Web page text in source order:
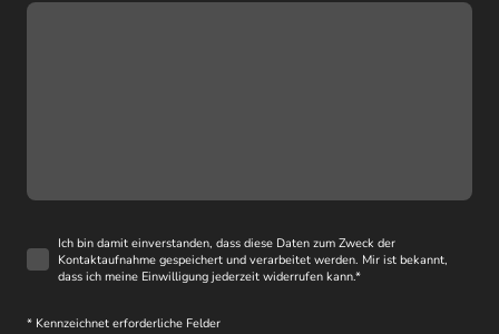
Ich bin damit einverstanden, dass diese Daten zum Zweck der
Kontaktaufnahme gespeichert und verarbeitet werden. Mir ist bekannt,
dass ich meine Einwilligung jederzeit widerrufen kann.*
* Kennzeichnet erforderliche Felder